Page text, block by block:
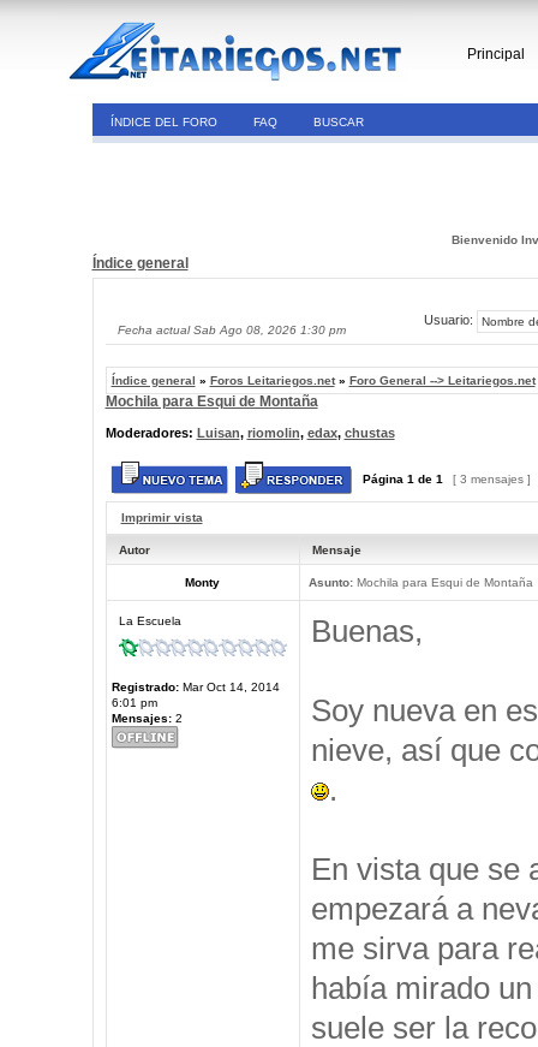
Principal
ÍNDICE DEL FORO FAQ BUSCAR
Bienvenido
Índice general
Fecha actual Sab Ago 08, 2026 1:30 pm
Usuario:
Índice general » Foros Leitariegos.net» Foro General --> Leitariegos.net
Mochila para Esqui de Montaña
Moderadores: Luisan, riomolin, edax, chustas
Página 1 de 1 [ 3 mensajes ]
Imprimir vista
Autor Mensaje
Monty Asunto:Mochila para Esqui de Montaña
La Escuela
Registrado:Mar Oct 14, 2014
6:01 pm
Mensajes:2
Buenas,
Soy nueva en
nieve, así que
.
En vista que se
empezará a
me sirva para
había mirado
suele ser la